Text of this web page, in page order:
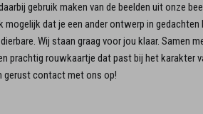
gebruik maken van de beelden uit onze
mogelijk dat je een ander ontwerp in gedachten
Wij staan graag voor jou klaar. Samen
prachtig rouwkaartje dat past bij het karakter
gerust contact met ons op!